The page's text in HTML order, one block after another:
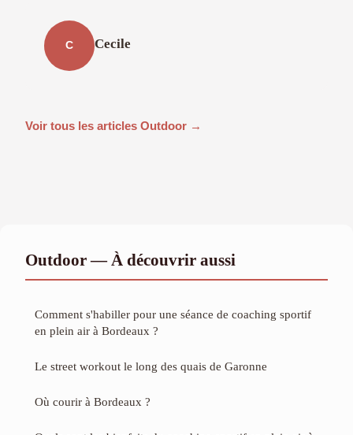
C Cecile
Voir tous les articles Outdoor →
Outdoor — À découvrir aussi
Comment s'habiller pour une séance de coaching sportif
en plein air à Bordeaux ?
Le street workout le long des quais de Garonne
Où courir à Bordeaux ?